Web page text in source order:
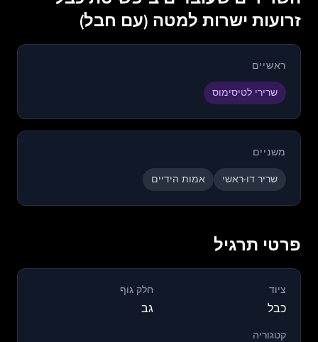
זרועות ישרות למטה (עם חבל)
ראשיים
שרירי לטיסימוס
משניים
שריר דו-ראשי אמות הידיים
פרטי תרגיל
ציוד
כבל
חלק גוף
גב
קטגוריה